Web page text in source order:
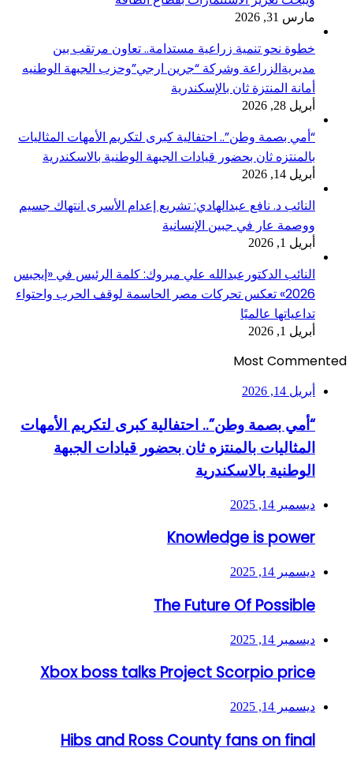
مارس 31, 2026
خطوة نحو تنمية زراعية مستدامة.. تعاون مرتقب بين
مديريةالزراعة وشركة “جرين ارجي”وحزب الجبهة الوطنيه
أمانة المنتزة ثان بالإسكندرية
أبريل 28, 2026
“أمي بصمة وطن”.. احتفالية كبرى لتكريم الأمهات المثاليات
بالمنتزه ثان بحضور قيادات الجبهة الوطنية بالاسكندرية
أبريل 14, 2026
النائب د. نافع عبدالهادي: تشريع إعدام الأسرى انتهاك جسيم
ووصمة عار في جبين الإنسانية
أبريل 1, 2026
النائب الدكتورعبدالله علي مبروك: كلمة الرئيس في «إيجبس
2026» تعكس تحركات مصر الحاسمة لوقف الحرب واحتواء
تداعياتها عالميًا
أبريل 1, 2026
Most Commented
أبريل 14, 2026
“أمي بصمة وطن”.. احتفالية كبرى لتكريم الأمهات
المثاليات بالمنتزه ثان بحضور قيادات الجبهة
الوطنية بالاسكندرية
ديسمبر 14, 2025
Knowledge is power
ديسمبر 14, 2025
The Future Of Possible
ديسمبر 14, 2025
Xbox boss talks Project Scorpio price
ديسمبر 14, 2025
Hibs and Ross County fans on final